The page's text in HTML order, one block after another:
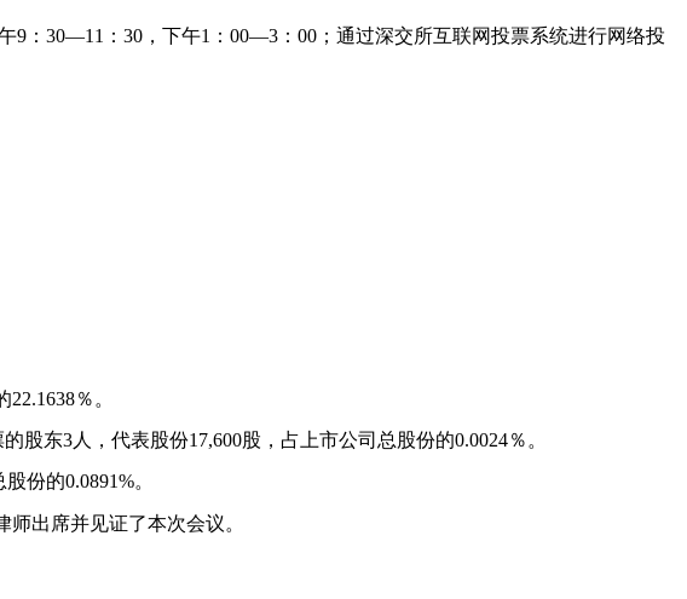
9 ： 30—11 ： 30 ，下午1 ： 00—3 ： 00 ；通过深交所互联网投票系统进行网络投
22.1638％ 。
的股东3人，代表股份17,600股，占上市公司总股份的0.0024％。
股份的0.0891%。
出席并见证了本次会议。